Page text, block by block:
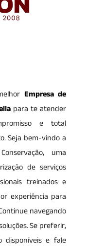
Empresa de
para te atender
e total
Seja bem-vindo a
uma
de serviços
treinados e
experiência para
navegando
Se preferir,
disponíveis e fale